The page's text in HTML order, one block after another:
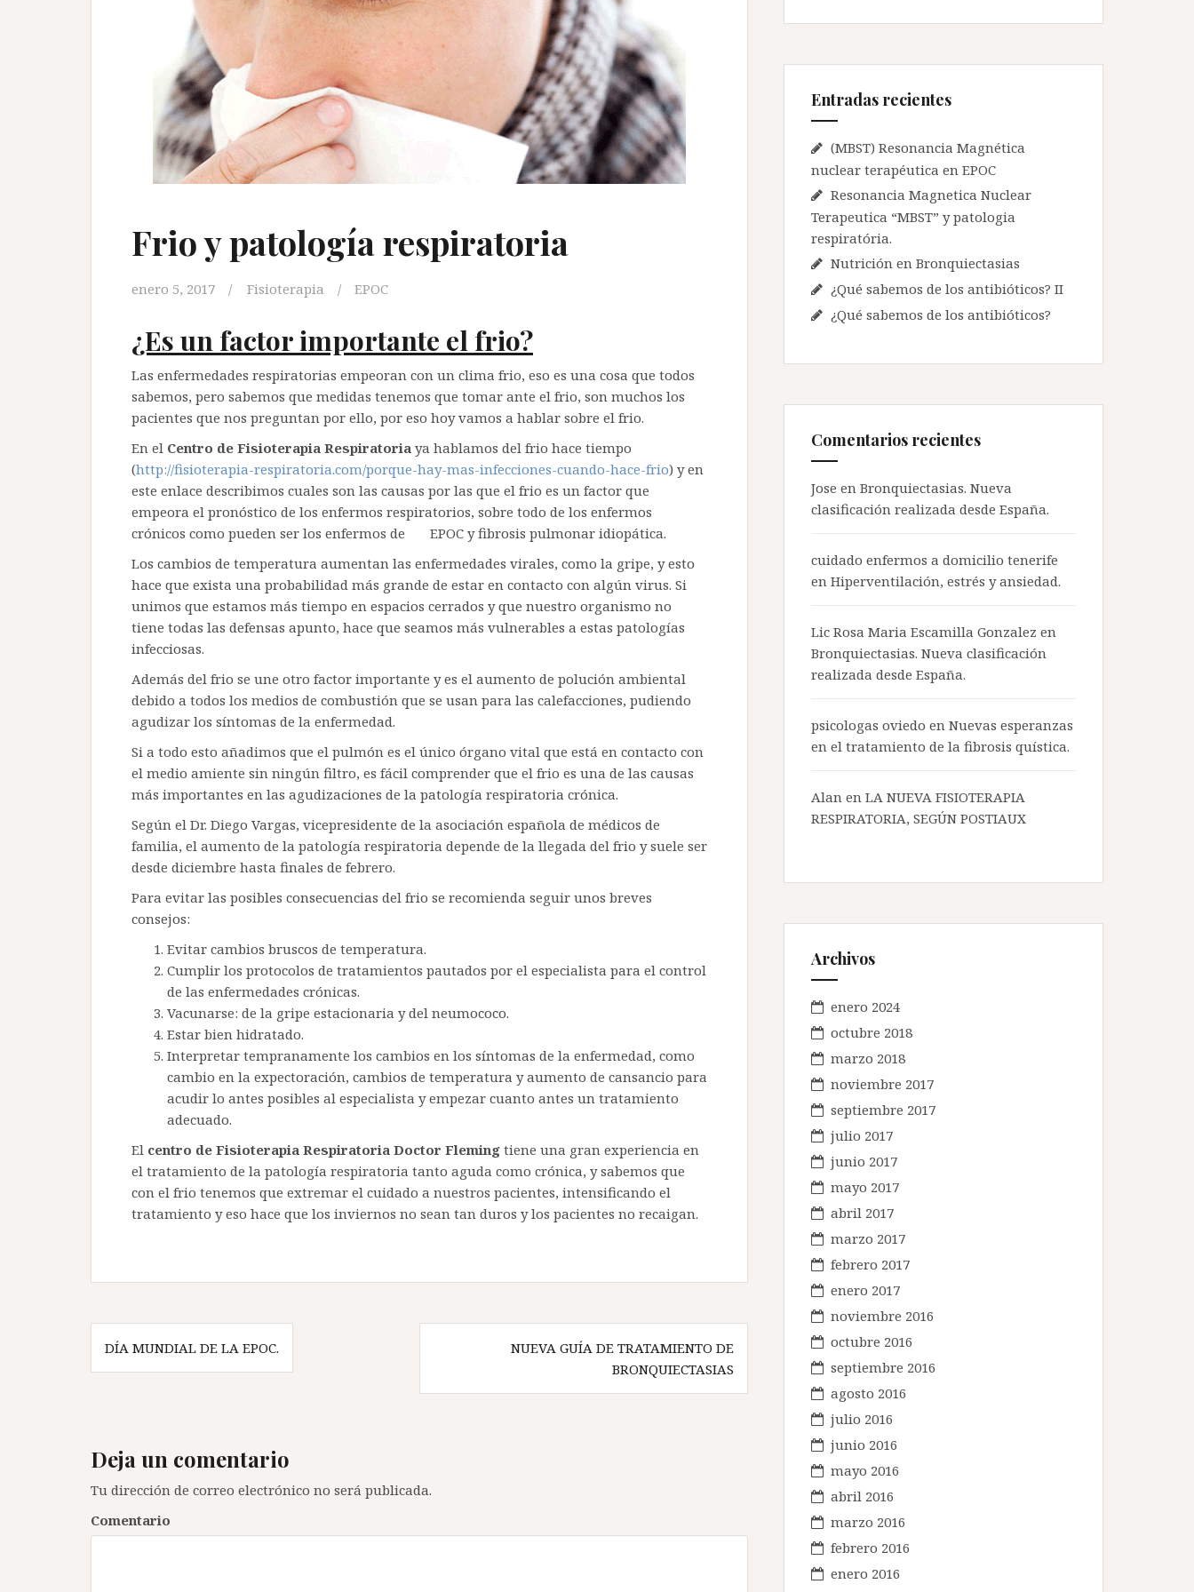
Frio y patología respiratoria
enero 5, 2017 Fisioterapia EPOC
¿Es un factor importante el frio?
Las enfermedades respiratorias empeoran con un clima frio, eso es una cosa que todos
sabemos, pero sabemos que medidas tenemos que tomar ante el frio, son muchos los
pacientes que nos preguntan por ello, por eso hoy vamos a hablar sobre el frio.
En el Centro de Fisioterapia Respiratoria ya hablamos del frio hace tiempo
(http://fisioterapia-respiratoria.com/porque-hay-mas-infecciones-cuando-hace-frio) y en
este enlace describimos cuales son las causas por las que el frio es un factor que
empeora el pronóstico de los enfermos respiratorios, sobre todo de los enfermos
crónicos como pueden ser los enfermos de EPOC y fibrosis pulmonar idiopática.
Los cambios de temperatura aumentan las enfermedades virales, como la gripe, y esto
hace que exista una probabilidad más grande de estar en contacto con algún virus. Si
unimos que estamos más tiempo en espacios cerrados y que nuestro organismo no
tiene todas las defensas apunto, hace que seamos más vulnerables a estas patologías
infecciosas.
Además del frio se une otro factor importante y es el aumento de polución ambiental
debido a todos los medios de combustión que se usan para las calefacciones, pudiendo
agudizar los síntomas de la enfermedad.
Si a todo esto añadimos que el pulmón es el único órgano vital que está en contacto con
el medio amiente sin ningún filtro, es fácil comprender que el frio es una de las causas
más importantes en las agudizaciones de la patología respiratoria crónica.
Según el Dr. Diego Vargas, vicepresidente de la asociación española de médicos de
familia, el aumento de la patología respiratoria depende de la llegada del frio y suele ser
desde diciembre hasta finales de febrero.
Para evitar las posibles consecuencias del frio se recomienda seguir unos breves
consejos:
Evitar cambios bruscos de temperatura.
Cumplir los protocolos de tratamientos pautados por el especialista para el control
de las enfermedades crónicas.
Vacunarse: de la gripe estacionaria y del neumococo.
Estar bien hidratado.
Interpretar tempranamente los cambios en los síntomas de la enfermedad, como
cambio en la expectoración, cambios de temperatura y aumento de cansancio para
acudir lo antes posibles al especialista y empezar cuanto antes un tratamiento
adecuado.
El centro de Fisioterapia Respiratoria Doctor Fleming tiene una gran experiencia en
el tratamiento de la patología respiratoria tanto aguda como crónica, y sabemos que
con el frio tenemos que extremar el cuidado a nuestros pacientes, intensificando el
tratamiento y eso hace que los inviernos no sean tan duros y los pacientes no recaigan.
N
e
g
a
c
DÍA MUNDIAL DE LA EPOC.
NUEVA GUÍA DE TRATAMIENTO DE
BRONQUIECTASIAS
Deja un comentario
Tu dirección de correo electrónico no será publicada.
Comentario
c
r
Entradas recientes
(MBST) Resonancia Magnética
nuclear terapéutica en EPOC
Resonancia Magnetica Nuclear
Terapeutica “MBST” y patologia
respiratória.
Nutrición en Bronquiectasias
¿Qué sabemos de los antibióticos? II
¿Qué sabemos de los antibióticos?
Comentarios recientes
Jose en Bronquiectasias. Nueva
clasificación realizada desde España.
cuidado enfermos a domicilio tenerife
en Hiperventilación, estrés y ansiedad.
Lic Rosa Maria Escamilla Gonzalez en
Bronquiectasias. Nueva clasificación
realizada desde España.
psicologas oviedo en Nuevas esperanzas
en el tratamiento de la fibrosis quística.
Alan en LA NUEVA FISIOTERAPIA
RESPIRATORIA, SEGÚN POSTIAUX
Archivos
enero 2024
octubre 2018
marzo 2018
noviembre 2017
septiembre 2017
julio 2017
junio 2017
mayo 2017
abril 2017
marzo 2017
febrero 2017
enero 2017
noviembre 2016
octubre 2016
septiembre 2016
agosto 2016
julio 2016
junio 2016
mayo 2016
abril 2016
marzo 2016
febrero 2016
enero 2016